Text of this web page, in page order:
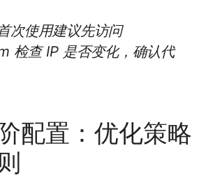
次使用建议先访问
检查 IP 是否变化，确认代
配置：优化策略